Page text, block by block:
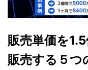
販売単価を
販売する５つ